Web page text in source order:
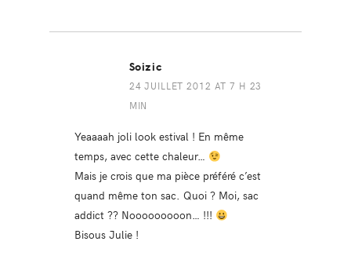
Soizic
24 JUILLET 2012 AT 7 H 23
MIN
Yeaaaah joli look estival ! En même
temps, avec cette chaleur…
Mais je crois que ma pièce préféré c’est
quand même ton sac. Quoi ? Moi, sac
addict ?? Nooooooooon… !!!
Bisous Julie !